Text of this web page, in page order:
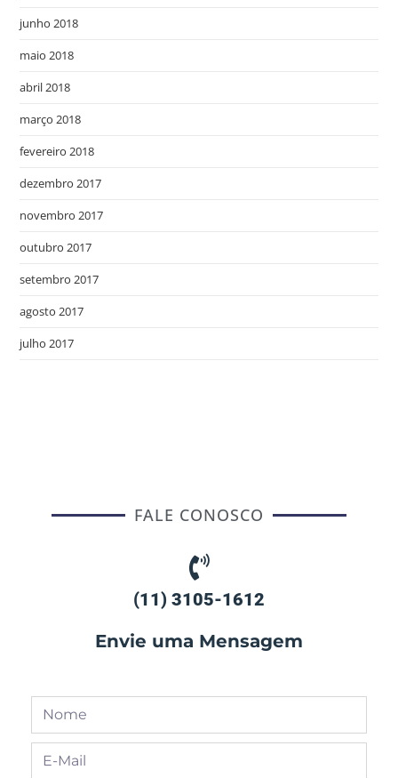
junho 2018
maio 2018
abril 2018
março 2018
fevereiro 2018
dezembro 2017
novembro 2017
outubro 2017
setembro 2017
agosto 2017
julho 2017
FALE CONOSCO
(11) 3105-1612
Envie uma Mensagem